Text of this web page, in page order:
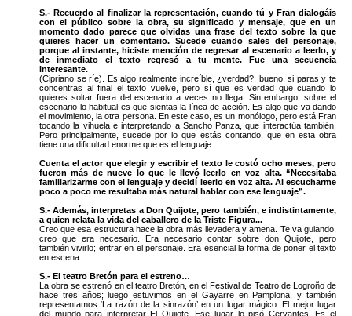
S.- Recuerdo al finalizar la representación, cuando tú y Fran dialogáis
con el público sobre la obra, su significado y mensaje, que en un
momento dado parece que olvidas una frase del texto sobre la que
quieres hacer un comentario. Sucede cuando sales del personaje,
porque al instante, hiciste mención de regresar al escenario a leerlo, y
de inmediato el texto regresó a tu mente. Fue una secuencia
interesante.
(Cipriano se ríe). Es algo realmente increíble, ¿verdad?; bueno, si paras y te
concentras al final el texto vuelve, pero sí que es verdad que cuando lo
quieres soltar fuera del escenario a veces no llega. Sin embargo, sobre el
escenario lo habitual es que sientas la línea de acción. Es algo que va dando
el movimiento, la otra persona. En este caso, es un monólogo, pero está Fran
tocando la vihuela e interpretando a Sancho Panza, que interactúa también.
Pero principalmente, sucede por lo que estás contando, que en esta obra
tiene una dificultad enorme que es el lenguaje.
Cuenta el actor que elegir y escribir el texto le costó ocho meses, pero
fueron más de nueve lo que le llevó leerlo en voz alta. “Necesitaba
familiarizarme con el lenguaje y decidí leerlo en voz alta. Al escucharme
poco a poco me resultaba más natural hablar con ese lenguaje”.
S.- Además, interpretas a Don Quijote, pero también, e indistintamente,
a quien relata la vida del caballero de la Triste Figura...
Creo que esa estructura hace la obra más llevadera y amena. Te va guiando,
creo que era necesario. Era necesario contar sobre don Quijote, pero
también vivirlo; entrar en el personaje. Era esencial la forma de poner el texto
en escena.
S.- El teatro Bretón para el estreno…
La obra se estrenó en el teatro Bretón, en el Festival de Teatro de Logroño de
hace tres años; luego estuvimos en el Gayarre en Pamplona, y también
representamos ‘La razón de la sinrazón’ en un lugar mágico. El mejor lugar
del mundo para interpretar El Quijote. Ese lugar lo pisó Cervantes. Es el